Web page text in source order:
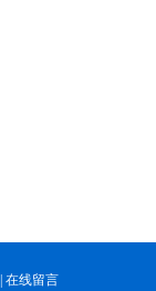
在线留言